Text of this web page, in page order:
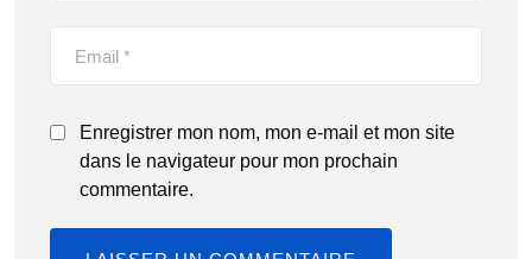
Enregistrer mon nom, mon e-mail et mon site
dans le navigateur pour mon prochain
commentaire.